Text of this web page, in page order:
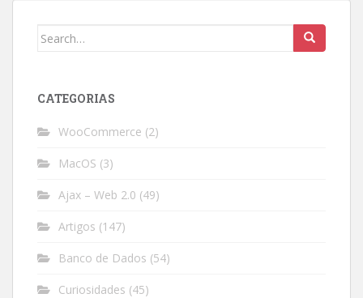
Search
CATEGORIAS
WooCommerce (2)
MacOS (3)
Ajax – Web 2.0 (49)
Artigos (147)
Banco de Dados (54)
Curiosidades (45)